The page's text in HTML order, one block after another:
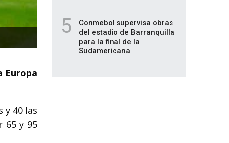
Europa
y 40 las
65 y 95
5
Conmebol supervisa obras
del estadio de Barranquilla
para la final de la
Sudamericana